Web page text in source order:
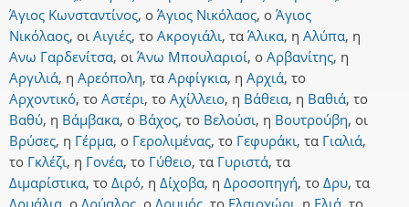
Άγιος Κωνσταντίνος, ο Άγιος Νικόλαος, ο Άγιος
Νικόλαος, οι Αιγιές, το Ακρογιάλι, τα Άλικα, η Αλύπα, η
Ανω Γαρδενίτσα, οι Άνω Μπουλαριοί, ο Αρβανίτης, η
Αργιλιά, η Αρεόπολη, τα Αρφίγκια, η Αρχιά, το
Αρχοντικό, το Αστέρι, το Αχίλλειο, η Βάθεια, η Βαθιά, το
Βαθύ, η Βάμβακα, ο Βάχος, το Βελούσι, η Βουτρούβη, οι
Βρύσες, η Γέρμα, ο Γερολιμένας, το Γεφυράκι, τα Γιαλιά,
το Γκλέζι, η Γονέα, το Γύθειο, τα Γυριστά, τα
Διμαρίστικα, το Διρό, η Δίχοβα, η Δροσοπηγή, το Δρυ, τα